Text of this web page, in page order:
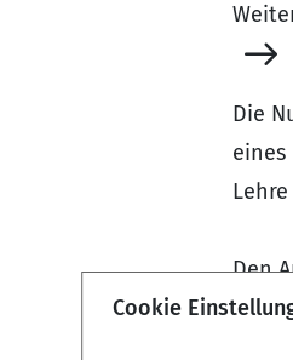
Die
eines
Den
Cookie